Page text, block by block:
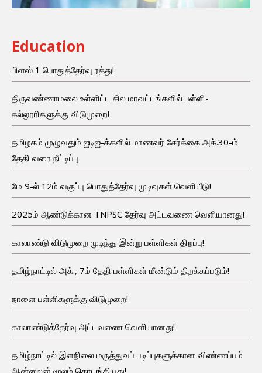
Education
பிளஸ் 1 பொதுத்தேர்வு ரத்து!
திருவண்ணாமலை உள்ளிட்ட சில மாவட்டங்களில் பள்ளி-
கல்லூரிகளுக்கு விடுமுறை!
தமிழகம் முழுவதும் ஐடிஐ-க்களில் மாணவர் சேர்க்கை அக்.30-ம்
தேதி வரை நீட்டிப்பு
மே 9-ல் 12ம் வகுப்பு பொதுத்தேர்வு முடிவுகள் வெளியீடு!
2025ம் ஆண்டுக்கான TNPSC தேர்வு அட்டவணை வெளியானது!
காலாண்டு விடுமுறை முடிந்து இன்று பள்ளிகள் திறப்பு!
தமிழ்நாட்டில் அக்., 7ம் தேதி பள்ளிகள் மீண்டும் திறக்கப்படும்!
நாளை பள்ளிகளுக்கு விடுமுறை!
காலாண்டுத்தேர்வு அட்டவணை வெளியானது!
தமிழ்நாட்டில் இளநிலை மருத்துவப் படிப்புகளுக்கான விண்ணப்பம்
ஆன்லைன் மூலம் தொடங்கியது!